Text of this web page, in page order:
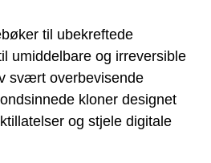
til ubekreftede
umiddelbare og irreversible
svært overbevisende
kloner designet
og stjele digitale